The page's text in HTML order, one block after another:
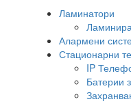
Ламинатори
Алармени
Стационарни
IP
Батерии